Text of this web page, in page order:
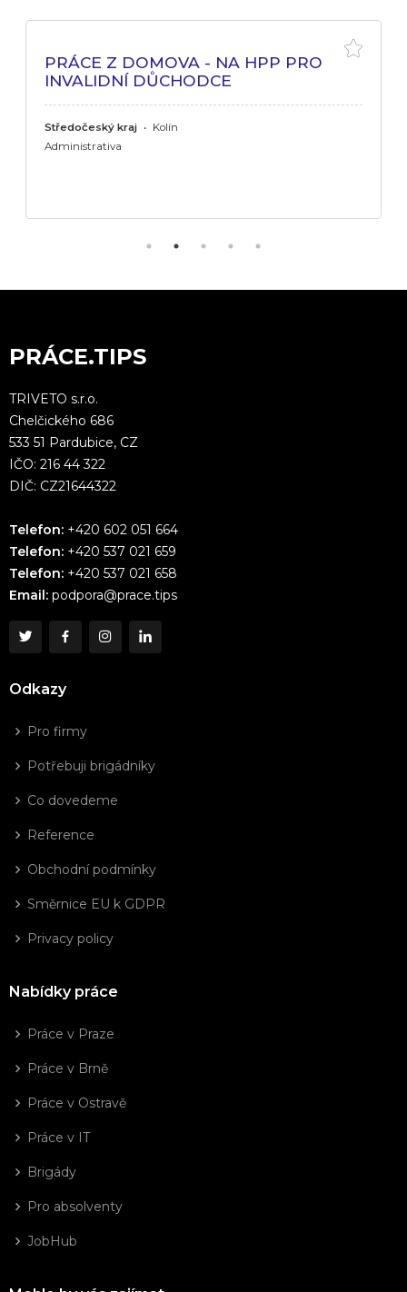
PRÁCE Z DOMOVA - NA HPP PRO
INVALIDNÍ DŮCHODCE
Středočeský kraj • Kolín
Administrativa
PRÁCE.TIPS
TRIVETO s.r.o.
Chelčického 686
533 51 Pardubice, CZ
IČO: 216 44 322
DIČ: CZ21644322
Telefon: +420 602 051 664
Telefon: +420 537 021 659
Telefon: +420 537 021 658
Email: podpora@prace.tips
Odkazy
Pro firmy
Potřebuji brigádníky
Co dovedeme
Reference
Obchodní podmínky
Směrnice EU k GDPR
Privacy policy
Nabídky práce
Práce v Praze
Práce v Brně
Práce v Ostravě
Práce v IT
Brigády
Pro absolventy
JobHub